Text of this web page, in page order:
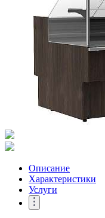
Описание
Характеристики
Услуги